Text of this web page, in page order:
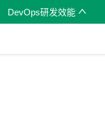
DevOps研发效能